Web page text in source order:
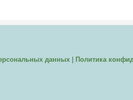
данных| Политика